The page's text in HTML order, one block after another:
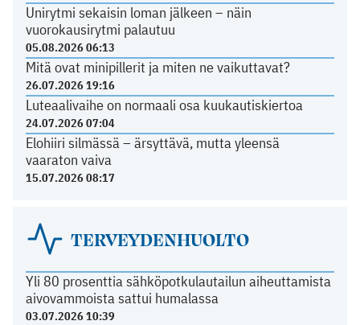
Unirytmi sekaisin loman jälkeen – näin
vuorokausirytmi palautuu
05.08.2026 06:13
Mitä ovat minipillerit ja miten ne vaikuttavat?
26.07.2026 19:16
Luteaalivaihe on normaali osa kuukautiskiertoa
24.07.2026 07:04
Elohiiri silmässä – ärsyttävä, mutta yleensä
vaaraton vaiva
15.07.2026 08:17
TERVEYDENHUOLTO
Yli 80 prosenttia sähköpotkulautailun aiheuttamista
aivovammoista sattui humalassa
03.07.2026 10:39